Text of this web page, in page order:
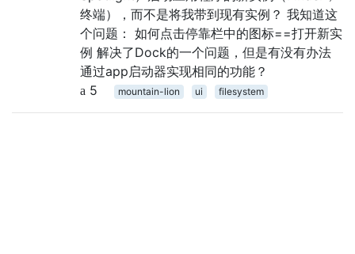
终端），而不是将我带到现有实例？ 我知道这
个问题： 如何点击停靠栏中的图标==打开新实
例 解决了Dock的一个问题，但是有没有办法
通过app启动器实现相同的功能？
5
mountain-lion ui filesystem